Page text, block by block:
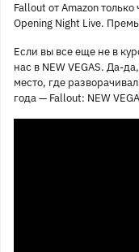
Fallout от Amazon
Opening Night Live.
Если вы все еще не в
нас в NEW VEGAS. Да-
место, где
года — Fallout: NEW